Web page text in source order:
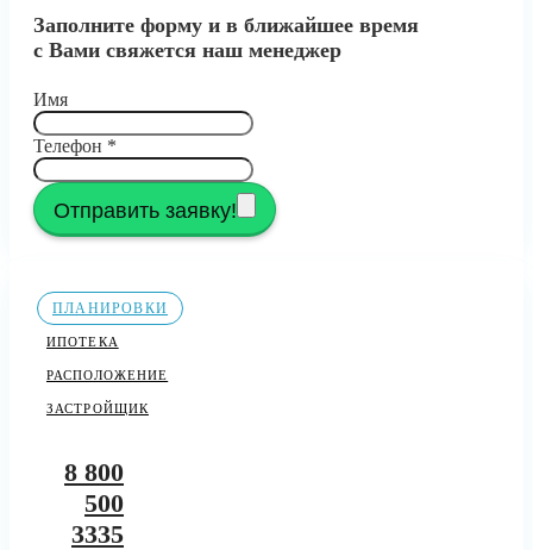
Заполните форму и в ближайшее время
с Вами свяжется наш менеджер
Имя
Телефон *
Отправить заявку!
ПЛАНИРОВКИ
ИПОТЕКА
РАСПОЛОЖЕНИЕ
ЗАСТРОЙЩИК
8 800
500
3335